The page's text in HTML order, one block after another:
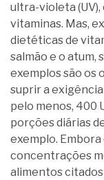
ultra-violeta
vitaminas. Mas,
dietéticas de
salmão e o atum,
exemplos são os
suprir a
pelo menos, 400
porções diárias
exemplo.
concentrações
alimentos citados